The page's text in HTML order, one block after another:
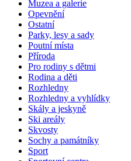
Muzea a galerie
Opevnění
Ostatní
Parky, lesy a sady
Poutní místa
Příroda
Pro rodiny s dětmi
Rodina a děti
Rozhledny
Rozhledny a vyhlídky
Skály a jeskyně
Ski areály
Skvosty
Sochy a památníky
Sport